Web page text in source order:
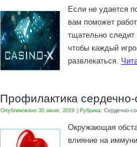
Если не удается
вам поможет
тщательно
чтобы каждый
развлекаться.
Профилактика
Опубликовано 30 июня, 2019 Рубрика: Сердечно-
Окружающая
влияние на